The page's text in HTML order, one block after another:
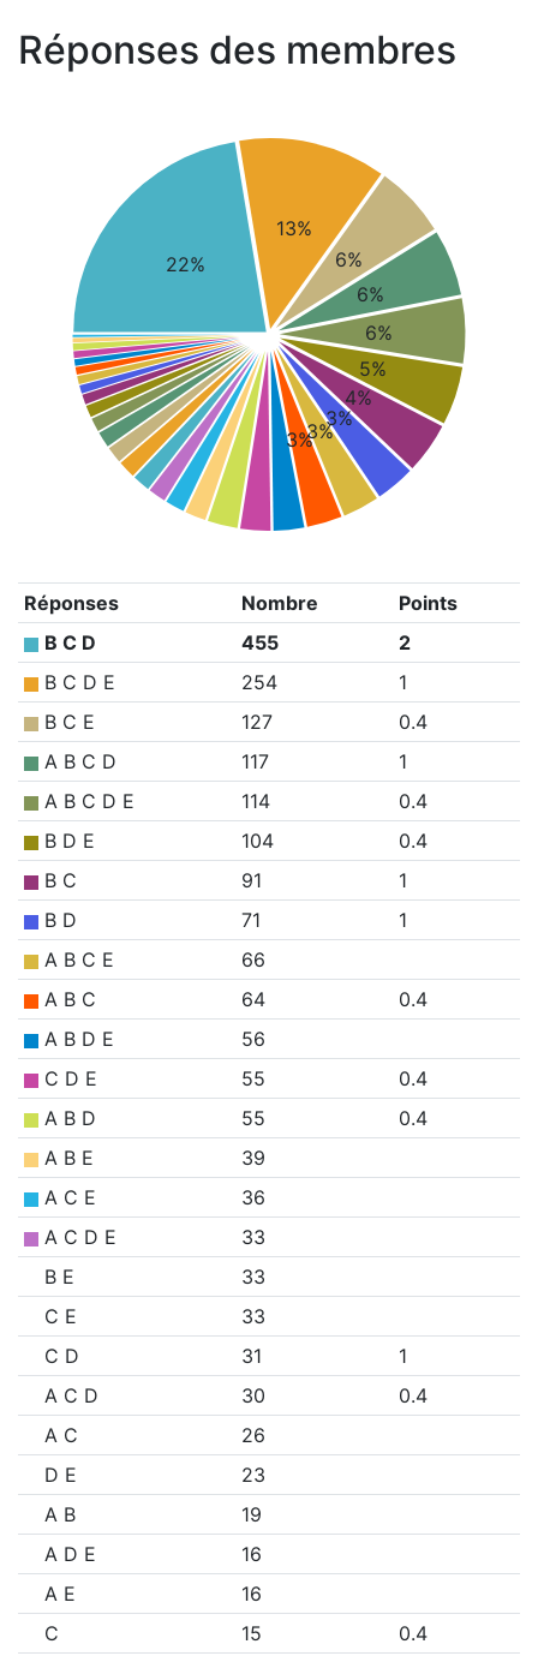
Réponses des membres
22%
13%
6%
6%
6%
5%
4%
3%
3%
3%
Réponses Nombre
Points
B C D
455
2
B C D E
254
1
B C E
127
0.4
A B C D
117
1
A B C D E
114
0.4
B D E
104
0.4
B C
91
1
B D
71
1
A B C E
66
A B C
64
0.4
A B D E
56
C D E
55
0.4
A B D
55
0.4
A B E
39
A C E
36
A C D E
33
B E
33
C E
33
C D
31
1
A C D
30
0.4
A C
26
D E
23
A B
19
A D E
16
A E
16
C
15
0.4